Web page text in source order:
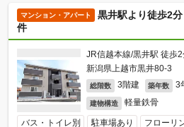
マンション・アパート
黒井駅より徒歩2
件
JR信越本線/黒井駅 徒歩
新潟県上越市黒井80-3
総階数 3階建 築年数 3
建物構造 軽量鉄骨
バス・トイレ別 駐車場あり フローリ